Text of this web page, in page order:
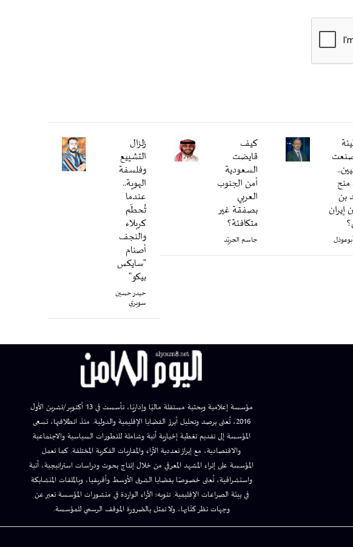
صنعت
بن
إيران
كيف
قايضت
السعودية
أمن الجنوب
العربي
بصفقة غير
متكافئة؟
جاسم الجريّد
زلزال
التشييع
وفلسفة
الهوية..
عندما
تُحطّم
كربلاء
والنجف
أصنام
"سايكس
بيكو"
حيدر حسين
سويري
مؤسسة إعلامية وبحثية مستقلة ماليًا وإداريًا، تأسست في 13 أكتوبر/تشرين الأول
2016، تُعنى برصد وتحليل أبرز القضايا الإقليمية والدولية. منذ انطلاقتها، تسعى
المؤسسة إلى تقديم تغطية إخبارية آنية وشاملة للتطورات السياسية والاجتماعية
والاقتصادية، مع إبراز تعددية الآراء والمقاربات الفكرية المختلفة. كما تعمل
المؤسسة على إثراء المشهد المعرفي من خلال إنتاج بحوث ودراسات استراتيجية، آنية
واستشرافية، تُعنى خصوصًا بقضايا الشرق الأوسط وأفريقيا، وبالملفات المتشابكة
في بيئة الصراعات الإقليمية. تنويه: الآراء الواردة في منشورات المؤسسة تعبر عن
وجهات نظر كتّابها، ولا تمثل بالضرورة الموقف الرسمي للمؤسسة.